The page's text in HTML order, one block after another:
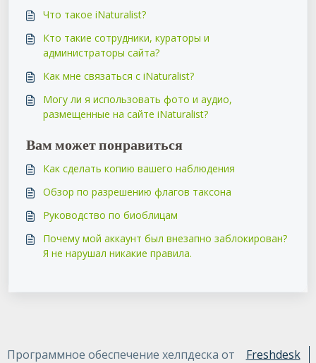
Что такое iNaturalist?
Кто такие сотрудники, кураторы и
администраторы сайта?
Как мне связаться с iNaturalist?
Могу ли я использовать фото и аудио,
размещенные на сайте iNaturalist?
Вам может понравиться
Как сделать копию вашего наблюдения
Обзор по разрешению флагов таксона
Руководство по биоблицам
Почему мой аккаунт был внезапно заблокирован?
Я не нарушал никакие правила.
Программное обеспечение хелпдеска от Freshdesk